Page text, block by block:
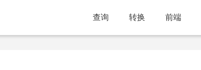
查询 转换 前端